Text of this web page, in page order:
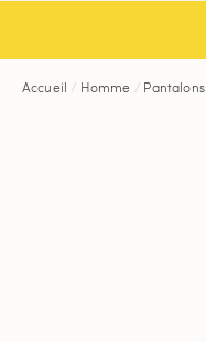
Accueil Homme Pantalons